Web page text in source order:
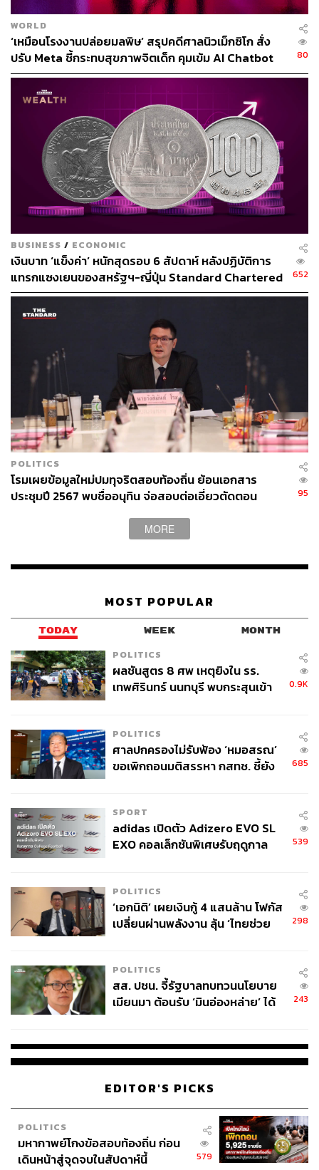
STANDARD
WORLD
‘เหมือนโรงงานปล่อยมลพิษ’ สรุปคดีศาลนิวเม็กซิโก สั่ง
ปรับ Meta ชี้กระทบสุขภาพจิตเด็ก คุมเข้ม AI Chatbot
80
BUSINESS / ECONOMIC
เงินบาท ‘แข็งค่า’ หนักสุดรอบ 6 สัปดาห์ หลังปฏิบัติการ
แทรกแซงเยนของสหรัฐฯ-ญี่ปุ่น Standard Chartered
เปิดเป้าสิ้นปีนี้จ่อแข็งต่อแตะ 32.50 บาทต่อดอลลาร์
652
POLITICS
โรมเผยข้อมูลใหม่ปมทุจริตสอบท้องถิ่น ย้อนเอกสาร
ประชุมปี 2567 พบชื่ออนุทิน จ่อสอบต่อเอี่ยวตัดตอน
95
MORE
MOST POPULAR
TODAY WEEK MONTH
POLITICS
ผลชันสูตร 8 ศพ เหตุยิงใน รร.
เทพศิรินทร์ นนทบุรี พบกระสุนเข้า
0.9K
POLITICS
ศาลปกครองไม่รับฟ้อง ‘หมอสรณ’
ขอเพิกถอนมติสรรหา กสทช. ชี้ยัง
685
SPORT
adidas เปิดตัว Adizero EVO SL
EXO คอลเล็กชันพิเศษรับฤดูกาล
539
POLITICS
‘เอกนิติ’ เผยเงินกู้ 4 แสนล้าน โฟกัส
เปลี่ยนผ่านพลังงาน ลุ้น ‘ไทยช่วย
298
POLITICS
สส. ปชน. จี้รัฐบาลทบทวนนโยบาย
เมียนมา ต้อนรับ ‘มินอ่องหล่าย’ ได้
243
EDITOR'S PICKS
POLITICS
มหากาพย์โกงข้อสอบท้องถิ่น ก่อน
เดินหน้าสู่จุดจบในสัปดาห์นี้
579